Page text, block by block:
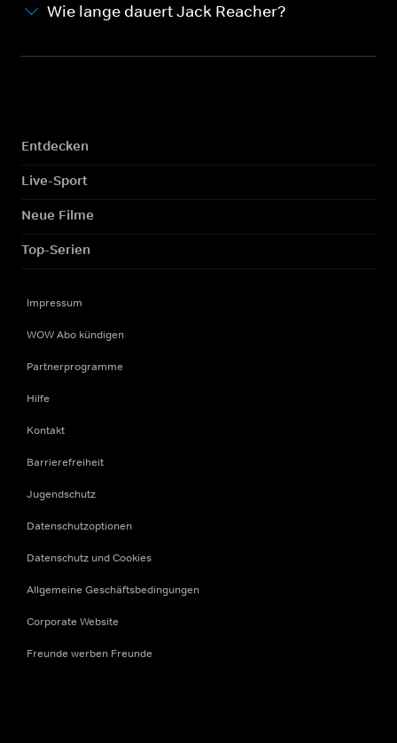
Wie lange dauert Jack Reacher?
Entdecken
Live-Sport
Neue Filme
Top-Serien
Impressum
WOW Abo kündigen
Partnerprogramme
Hilfe
Kontakt
Barrierefreiheit
Jugendschutz
Datenschutzoptionen
Datenschutz und Cookies
Allgemeine Geschäftsbedingungen
Corporate Website
Freunde werben Freunde